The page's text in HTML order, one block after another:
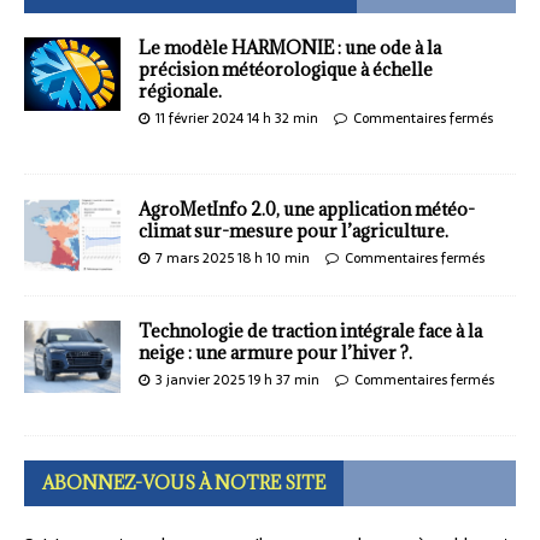
Le modèle HARMONIE : une ode à la
précision météorologique à échelle
régionale.
11 février 2024 14 h 32 min Commentaires fermés
AgroMetInfo 2.0, une application météo-
climat sur-mesure pour l’agriculture.
7 mars 2025 18 h 10 min Commentaires fermés
Technologie de traction intégrale face à la
neige : une armure pour l’hiver ?.
3 janvier 2025 19 h 37 min Commentaires fermés
ABONNEZ-VOUS À NOTRE SITE